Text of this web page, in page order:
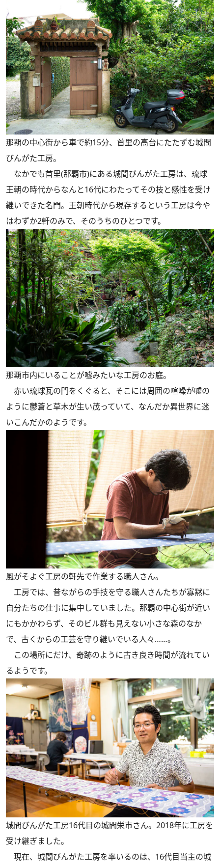
那覇の中心街から車で約15分、首里の高台にたたずむ城間
びんがた工房。
なかでも首里(那覇市)にある城間びんがた工房は、琉球
王朝の時代からなんと16代にわたってその技と感性を受け
継いできた名門。王朝時代から現存するという工房は今や
はわずか2軒のみで、そのうちのひとつです。
那覇市内にいることが嘘みたいな工房のお庭。
赤い琉球瓦の門をくぐると、そこには周囲の喧噪が嘘の
ように鬱蒼と草木が生い茂っていて、なんだか異世界に迷
いこんだかのようです。
風がそよぐ工房の軒先で作業する職人さん。
工房では、昔ながらの手技を守る職人さんたちが寡黙に
自分たちの仕事に集中していました。那覇の中心街が近い
にもかかわらず、そのビル群も見えない小さな森のなか
で、古くからの工芸を守り継いでいる人々……。
この場所にだけ、奇跡のように古き良き時間が流れてい
るようです。
城間びんがた工房16代目の城間栄市さん。2018年に工房を
受け継ぎました。
現在、城間びんがた工房を率いるのは、16代目当主の城